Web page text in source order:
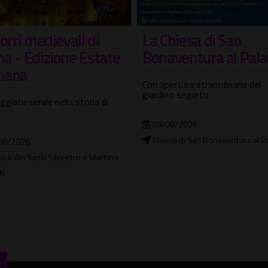
di San
al Palatino
straordinaria del
di San Bonaventura al Palatino
I Sette Re di Roma
Passeggiata teatrale con
Tempio di Ercole Vincitore